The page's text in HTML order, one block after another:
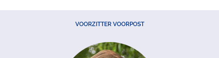
VOORZITTER VOORPOST